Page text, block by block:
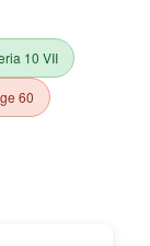
10 VII
60